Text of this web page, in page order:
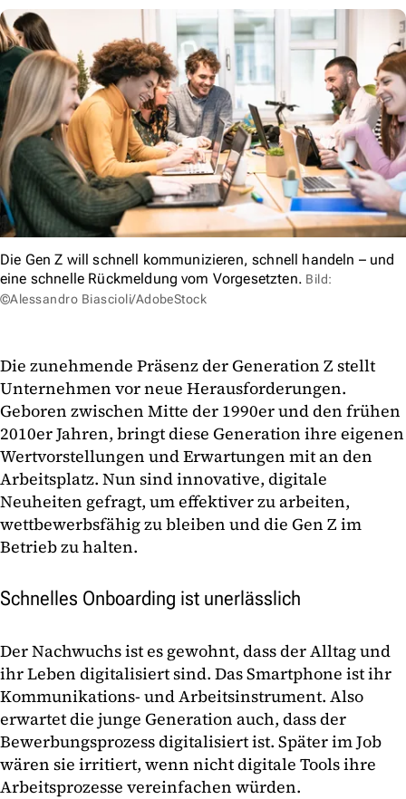
Die Gen Z will schnell kommunizieren, schnell handeln – und
eine schnelle Rückmeldung vom Vorgesetzten. Bild:
©Alessandro Biascioli/AdobeStock
Die zunehmende Präsenz der Generation Z stellt
Unternehmen vor neue Herausforderungen.
Geboren zwischen Mitte der 1990er und den frühen
2010er Jahren, bringt diese Generation ihre eigenen
Wertvorstellungen und Erwartungen mit an den
Arbeitsplatz. Nun sind innovative, digitale
Neuheiten gefragt, um effektiver zu arbeiten,
wettbewerbsfähig zu bleiben und die Gen Z im
Betrieb zu halten.
Schnelles Onboarding ist unerlässlich
Der Nachwuchs ist es gewohnt, dass der Alltag und
ihr Leben digitalisiert sind. Das Smartphone ist ihr
Kommunikations- und Arbeitsinstrument. Also
erwartet die junge Generation auch, dass der
Bewerbungsprozess digitalisiert ist. Später im Job
wären sie irritiert, wenn nicht digitale Tools ihre
Arbeitsprozesse vereinfachen würden.